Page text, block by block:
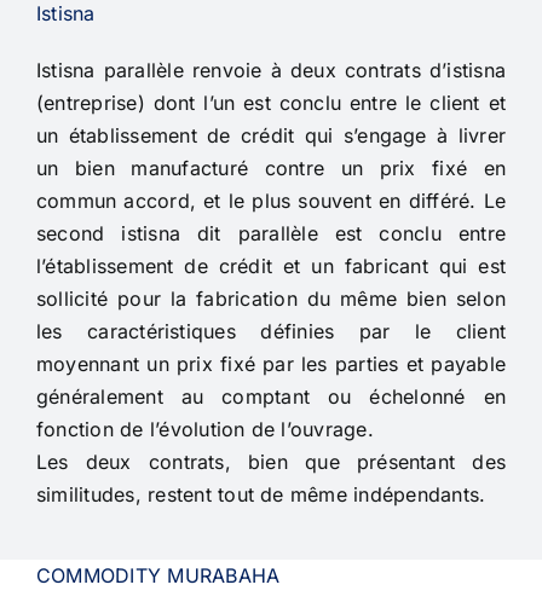
Istisna
Istisna parallèle renvoie à deux contrats d’istisna
(entreprise) dont l’un est conclu entre le client et
un établissement de crédit qui s’engage à livrer
un bien manufacturé contre un prix fixé en
commun accord, et le plus souvent en différé. Le
second istisna dit parallèle est conclu entre
l’établissement de crédit et un fabricant qui est
sollicité pour la fabrication du même bien selon
les caractéristiques définies par le client
moyennant un prix fixé par les parties et payable
généralement au comptant ou échelonné en
fonction de l’évolution de l’ouvrage.
Les deux contrats, bien que présentant des
similitudes, restent tout de même indépendants.
COMMODITY MURABAHA